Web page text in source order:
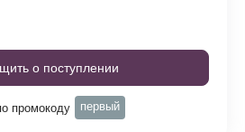
о поступлении
промокоду первый